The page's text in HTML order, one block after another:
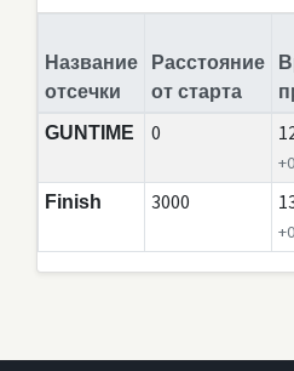
Название
отсечки
Расстояние
от старта
GUNTIME
0
Finish 3000